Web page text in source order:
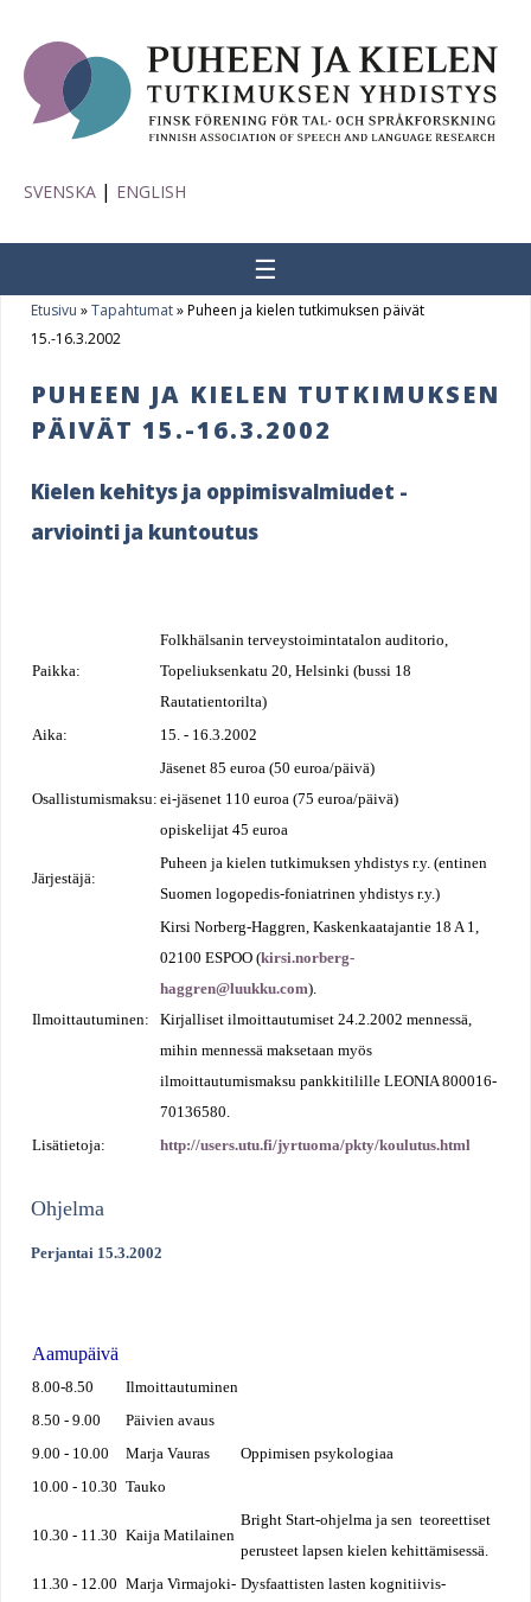
SVENSKA | ENGLISH
Y
u
r
e
r
Etusivu »Tapahtumat»Puheen ja kielen tutkimuksen päivät
15.-16.3.2002
PUHEEN JA KIELEN TUTKIMUKSEN
PÄIVÄT 15.-16.3.2002
Kielen kehitys ja oppimisvalmiudet -
arviointi ja kuntoutus
Paikka:
Folkhälsanin terveystoimintatalon auditorio,
Topeliuksenkatu 20, Helsinki (bussi 18
Rautatientorilta)
Aika:
15. - 16.3.2002
Osallistumismaksu:
Jäsenet 85 euroa (50 euroa/päivä)
ei-jäsenet 110 euroa (75 euroa/päivä)
opiskelijat 45 euroa
Järjestäjä:
Puheen ja kielen tutkimuksen yhdistys r.y. (entinen
Suomen logopedis-foniatrinen yhdistys r.y.)
Ilmoittautuminen:
Kirsi Norberg-Haggren, Kaskenkaatajantie 18 A 1,
02100 ESPOO (kirsi.norberg-
haggren@luukku.com).
Kirjalliset ilmoittautumiset 24.2.2002 mennessä,
mihin mennessä maksetaan myös
ilmoittautumismaksu pankkitilille LEONIA 800016-
70136580.
Lisätietoja:
http://users.utu.fi/jyrtuoma/pkty/koulutus.html
Ohjelma
Perjantai 15.3.2002
Aamupäivä
8.00-8.50
Ilmoittautuminen
8.50 - 9.00
Päivien avaus
9.00 - 10.00
Marja Vauras
Oppimisen psykologiaa
10.00 - 10.30 Tauko
10.30 - 11.30 Kaija Matilainen
Bright Start-ohjelma ja sen teoreettiset
perusteet lapsen kielen kehittämisessä.
11.30 - 12.00 Marja Virmajoki- Dysfaattisten lasten kognitiivis-
☰